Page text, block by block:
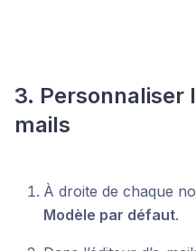
3. Personnaliser
mails
À droite de chaque
Modèle par défaut.